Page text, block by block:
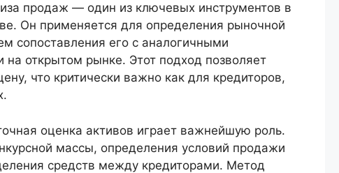
продаж — один из ключевых инструментов в
Он применяется для определения рыночной
сопоставления его с аналогичными
открытом рынке. Этот подход позволяет
что критически важно как для кредиторов,
оценка активов играет важнейшую роль.
массы, определения условий продажи
средств между кредиторами. Метод